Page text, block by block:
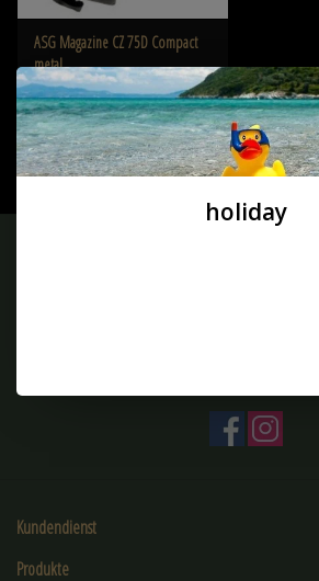
ASG Magazine CZ 75D Compact
metal
€24,50
Kundendienst
Produkte
holiday